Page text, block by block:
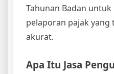
Tahunan Badan
pelaporan pajak yang
akurat.
Apa Itu Jasa